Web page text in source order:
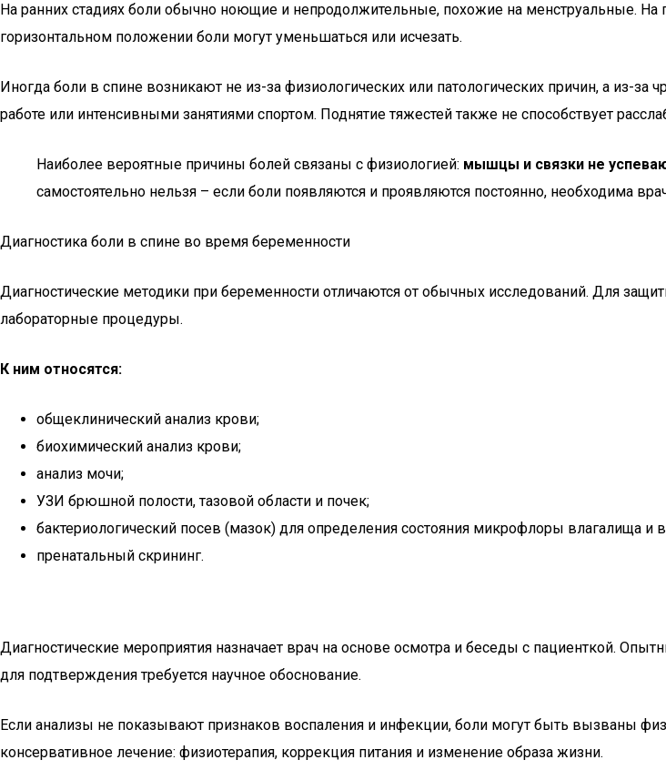
На ранних стадиях боли обычно ноющие и непродолжительные, похожие на менструальные.
горизонтальном положении боли могут уменьшаться или исчезать.
Иногда боли в спине возникают не из-за физиологических или патологических причин, а из-
работе или интенсивными занятиями спортом. Поднятие тяжестей также не способствует
Наиболее вероятные причины болей связаны с физиологией: мышцы и связки не
самостоятельно нельзя – если боли появляются и проявляются постоянно, необходима
Диагностика боли в спине во время беременности
Диагностические методики при беременности отличаются от обычных исследований. Для
лабораторные процедуры.
К ним относятся:
общеклинический анализ крови;
биохимический анализ крови;
анализ мочи;
УЗИ брюшной полости, тазовой области и почек;
бактериологический посев (мазок) для определения состояния микрофлоры влагалища
пренатальный скрининг.
Диагностические мероприятия назначает врач на основе осмотра и беседы с пациенткой.
для подтверждения требуется научное обоснование.
Если анализы не показывают признаков воспаления и инфекции, боли могут быть вызваны
консервативное лечение: физиотерапия, коррекция питания и изменение образа жизни.